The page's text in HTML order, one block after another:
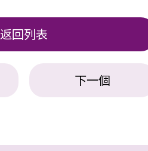
返回列表
下一個